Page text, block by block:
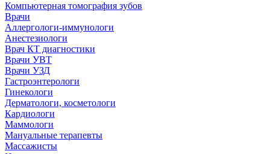
Компьютерная томография зубов
Врачи
Аллергологи-иммунологи
Анестезиологи
Врач КТ диагностики
Врачи УВТ
Врачи УЗД
Гастроэнтерологи
Гинекологи
Дерматологи, косметологи
Кардиологи
Маммологи
Мануальные терапевты
Массажисты